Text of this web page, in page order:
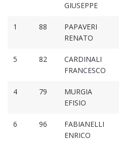
GIUSEPPE
1 88
PAPAVERI
RENATO
5 82
CARDINALI
FRANCESCO
4 79
MURGIA
EFISIO
6 96
FABIANELLI
ENRICO